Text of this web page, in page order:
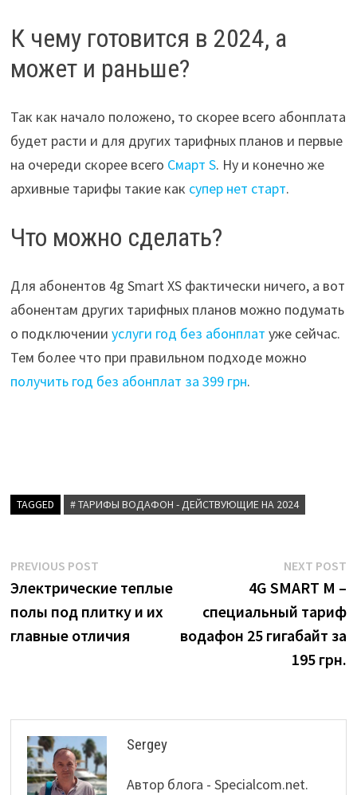
К чему готовится в 2024, а
может и раньше?
Так как начало положено, то скорее всего абонплата
будет расти и для других тарифных планов и первые
на очереди скорее всего Смарт S. Ну и конечно же
архивные тарифы такие как супер нет старт.
Что можно сделать?
Для абонентов 4g Smart XS фактически ничего, а вот
абонентам других тарифных планов можно подумать
о подключении услуги год без абонплат уже сейчас.
Тем более что при правильном подходе можно
получить год без абонплат за 399 грн.
TAGGED # ТАРИФЫ ВОДАФОН - ДЕЙСТВУЮЩИЕ НА 2024
Post
navigation
PREVIOUS POSTPrevious
post:
Электрические теплые
полы под плитку и их
главные отличия
NEXT POST
4G SMART M –
специальный тариф
водафон 25 гигабайт за
195 грн.
Sergey
Автор блога - Specialcom.net.